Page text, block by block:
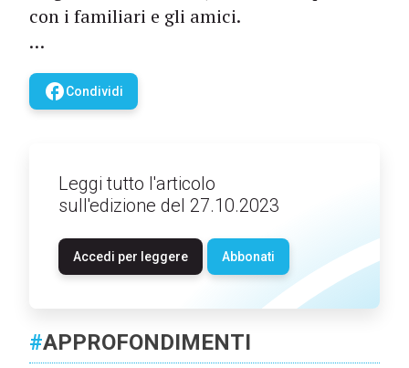
con i familiari e gli amici.
…
facebookCondividi
Leggi tutto l'articolo
sull'edizione del 27.10.2023
Accedi per leggere Abbonati
#APPROFONDIMENTI